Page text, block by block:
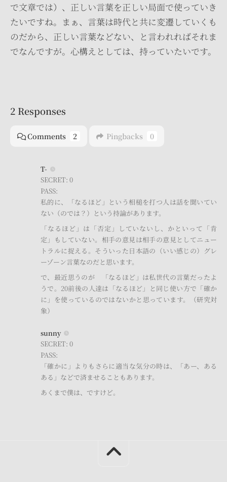
で文章では）、正しい言葉を正しい局面で使っていき
たいですね。まぁ、言葉は時代と共に変遷していくも
のだから、正しい言葉などない、と言われればそれま
でなんですが。心構えとしては、持っていたいです。
2 Responses
Comments 2 Pingbacks 0
T-
SECRET: 0
PASS:
私的に、「なるほど」という相槌を打つ人は話を聞いてい
ない（のでは？）という持論があります。
「なるほど」は「否定」していないし、かといって「肯
定」もしていない。相手の意見は相手の意見としてニュー
トラルに捉える。そういった日本語の（いい感じの）グレ
ーゾーン言葉なのだと思います。
で、最近思うのが 「なるほど」は私世代の言葉だったよ
うで。20前後の人達は「なるほど」と同じ使い方で「確か
に」を使っているのではないかと思っています。（研究対
象）
sunny
SECRET: 0
PASS:
「確かに」よりもさらに適当な気分の時は、「あー、ある
ある」などで済ませることもあります。
あくまで僕は、ですけど。